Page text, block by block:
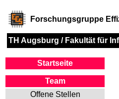
Forschungsgruppe
TH Augsburg / Fakultät für
Startseite
Team
Offene Stellen